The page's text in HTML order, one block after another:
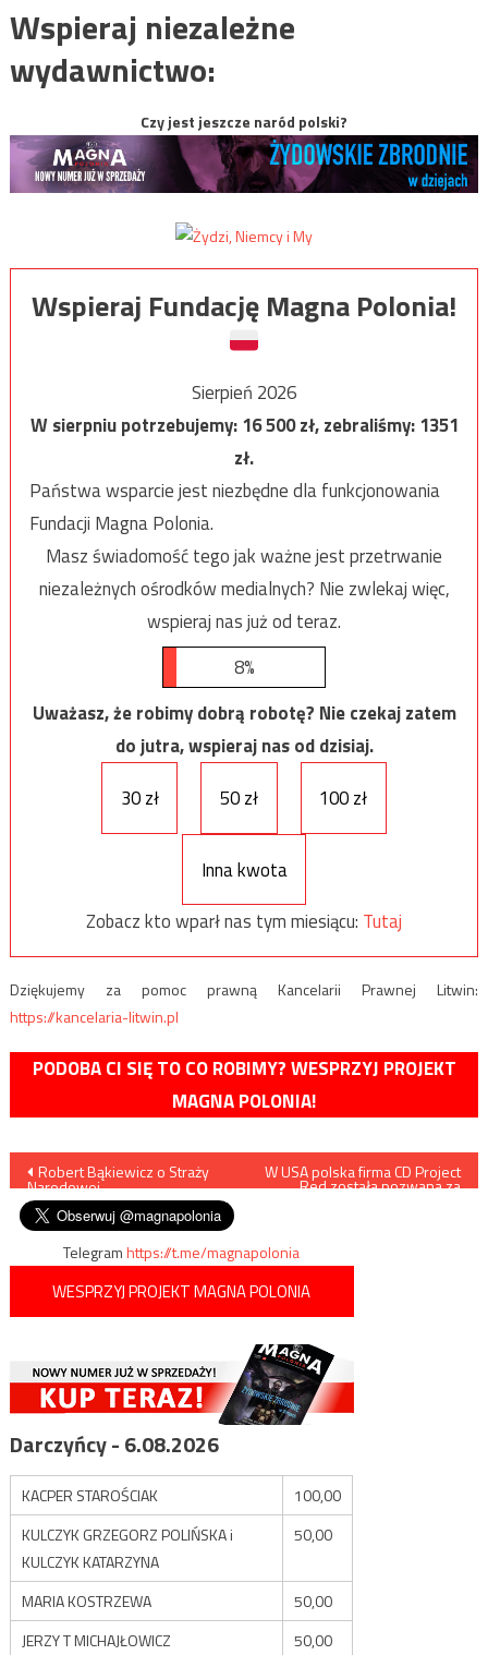
Wspieraj niezależne
wydawnictwo:
Czy jest jeszcze naród polski?
Wspieraj Fundację Magna Polonia!
Sierpień 2026
W sierpniu potrzebujemy:16 500zł, zebraliśmy:1351
zł.
Państwa wsparcie jest niezbędne dla funkcjonowania
Fundacji Magna Polonia.
Masz świadomość tego jak ważne jest przetrwanie
niezależnych ośrodków medialnych? Nie zwlekaj więc,
wspieraj nas już od teraz.
8%
Uważasz, że robimy dobrą robotę? Nie czekaj zatem
do jutra, wspieraj nas od dzisiaj.
30 zł
50 zł 100 zł
Inna kwota
Zobacz kto wparł nas tym miesiącu: Tutaj
Dziękujemy za pomoc prawną Kancelarii Prawnej Litwin:
https://kancelaria-litwin.pl
PODOBA CI SIĘ TO CO ROBIMY? WESPRZYJ PROJEKT
MAGNA POLONIA!
Nawigacja
wpisu
Robert Bąkiewicz o Straży
Narodowej
W USA polska firma CD Project
Red została pozwana za
Telegramhttps://t.me/magnapolonia
WESPRZYJ PROJEKT MAGNA POLONIA
Darczyńcy - 6.08.2026
KACPER STAROŚCIAK
100,00
KULCZYK GRZEGORZ POLIŃSKA i
KULCZYK KATARZYNA
50,00
MARIA KOSTRZEWA
50,00
JERZY T MICHAJŁOWICZ
50,00